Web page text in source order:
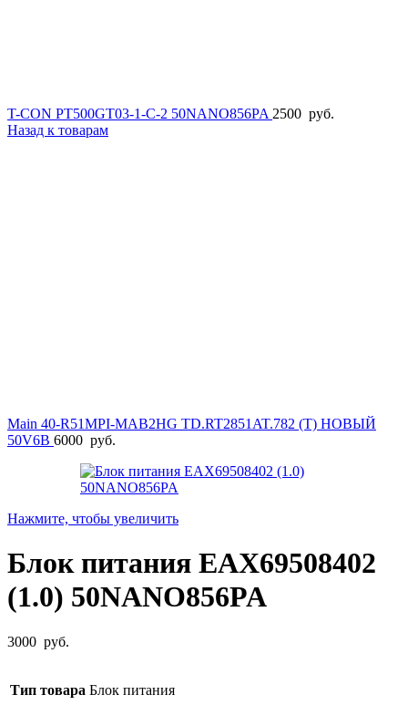
T-CON PT500GT03-1-C-2 50NANO856PA 2500 руб.
Назад к товарам
Main 40-R51MPI-MAB2HG TD.RT2851AT.782 (T) НОВЫЙ
50V6B 6000 руб.
Нажмите, чтобы увеличить
Блок питания EAX69508402
(1.0) 50NANO856PA
3000 руб.
Тип товара Блок питания